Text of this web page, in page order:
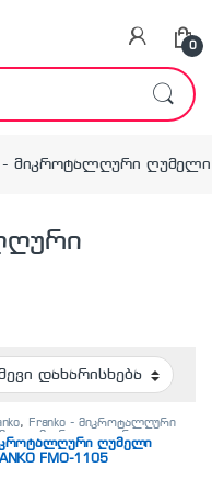
0
- მიკროტალღური ღუმელი
, Franko - მიკროტალღური
მიკროტალღური
,სამზარეულო
ღუმელი
FMO-1105